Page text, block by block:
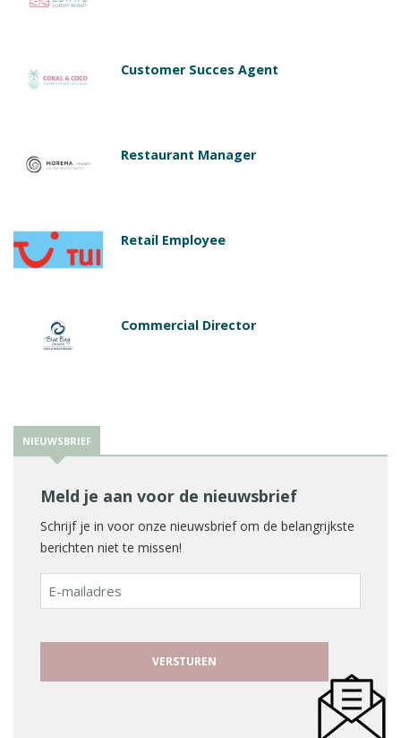
Customer Succes Agent
Restaurant Manager
Retail Employee
Commercial Director
NIEUWSBRIEF
Meld je aan voor de nieuwsbrief
Schrijf je in voor onze nieuwsbrief om de belangrijkste
berichten niet te missen!
E-
mailadres